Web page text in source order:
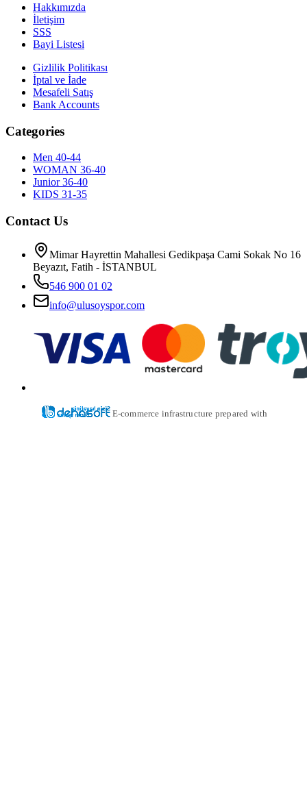
Hakkımızda
İletişim
SSS
Bayi Listesi
Gizlilik Politikası
İptal ve İade
Mesafeli Satış
Bank Accounts
Categories
Men 40-44
WOMAN 36-40
Junior 36-40
KIDS 31-35
Contact Us
Mimar Hayrettin Mahallesi Gedikpaşa Cami Sokak No 16
Beyazıt, Fatih - İSTANBUL
546 900 01 02
info@ulusoyspor.com
E-commerce infrastructure prepared with